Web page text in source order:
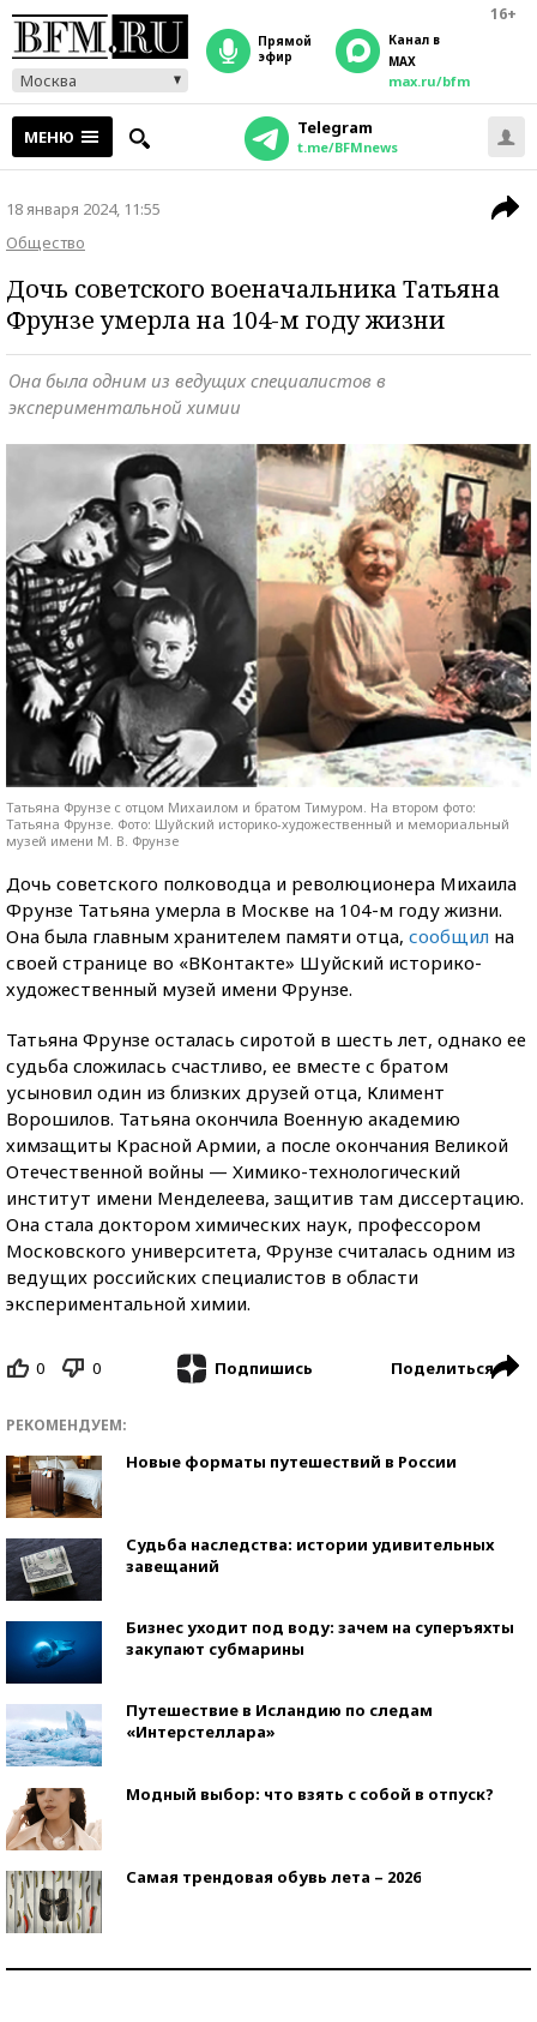
16+
Москва
прямой
эфир
Канал в
MAX
max.ru/bfm
МЕНЮ Telegram
t.me/BFMnews
18 января 2024, 11:55
Общество
Дочь советского военачальника Татьяна
Фрунзе умерла на 104-м году жизни
Она была одним из ведущих специалистов в
экспериментальной химии
Татьяна Фрунзе с отцом Михаилом и братом Тимуром. На втором фото:
Татьяна Фрунзе. Фото: Шуйский историко-художественный и мемориальный
музей имени М. В. Фрунзе
Дочь советского полководца и революционера Михаила
Фрунзе Татьяна умерла в Москве на 104-м году жизни.
Она была главным хранителем памяти отца, сообщил на
своей странице во «ВКонтакте» Шуйский историко-
художественный музей имени Фрунзе.
Татьяна Фрунзе осталась сиротой в шесть лет, однако ее
судьба сложилась счастливо, ее вместе с братом
усыновил один из близких друзей отца, Климент
Ворошилов. Татьяна окончила Военную академию
химзащиты Красной Армии, а после окончания Великой
Отечественной войны — Химико-технологический
институт имени Менделеева, защитив там диссертацию.
Она стала доктором химических наук, профессором
Московского университета, Фрунзе считалась одним из
ведущих российских специалистов в области
экспериментальной химии.
0 0 Подпишись Поделиться
РЕКОМЕНДУЕМ:
Новые форматы путешествий в России
Судьба наследства: истории удивительных
завещаний
Бизнес уходит под воду: зачем на суперъяхты
закупают субмарины
Путешествие в Исландию по следам
«Интерстеллара»
Модный выбор: что взять с собой в отпуск?
Самая трендовая обувь лета – 2026